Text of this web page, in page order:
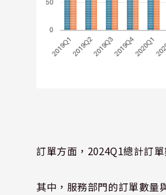
訂單方面，2024Q1總計訂
其中，服務部門的訂單數量